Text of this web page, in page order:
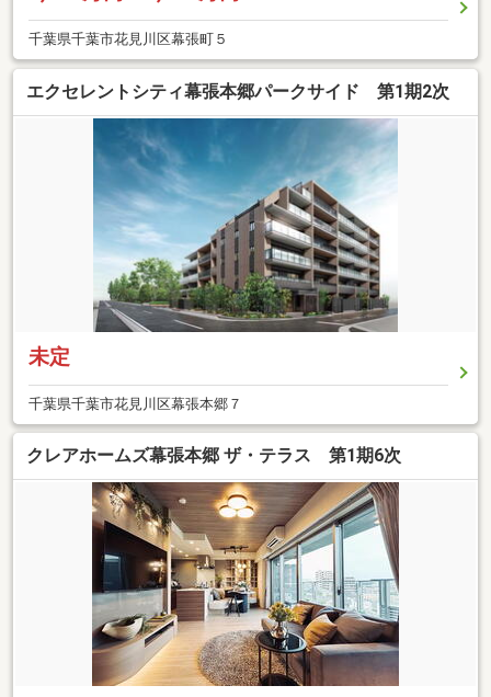
千葉県千葉市花見川区幕張町５
エクセレントシティ幕張本郷パークサイド 第1期2次
未定
千葉県千葉市花見川区幕張本郷７
クレアホームズ幕張本郷 ザ・テラス 第1期6次